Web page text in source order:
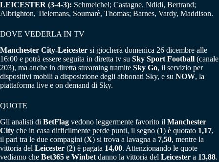
LEICESTER (3-4-3): Schmeichel; Castagne, Ndidi, Bertrand;
Albrighton, Tielemans, Soumarè, Thomas; Barnes, Vardy, Maddison.
DOVE VEDERLA IN TV
Manchester City-Leicester si giocherà domenica 26 dicembre alle
16:00 e potrà essere seguita in diretta tv su Sky Sport Football (canale
203), ma anche in diretta streaming tramite Sky Go, il servizio per
dispositivi mobili a disposizione degli abbonati Sky, e su NOW, la
piattaforma live e on demand di Sky.
QUOTE
Gli analisti di BetFlag vedono leggermente favorito il Manchester
City che in casa difficilmente perde punti, il segno (1) è quotato 1,17,
il pari tra le due compagini (X) si trova a lavagna a 7,50, mentre la
vittoria del Leicester (2) è pagata 14,00. Attenzionando le quote
vediamo che Bet365 e Winbet danno la vittoria del Leicester a 13,88.